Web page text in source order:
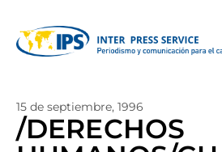
15 de septiembre, 1996
/DERECHOS